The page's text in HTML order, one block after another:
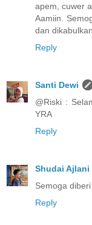
apem, cuwer
Aamiin.
dan dikabulkan.
Reply
Santi Dewi
@Riski :
YRA
Reply
Shudai Ajlani
Semoga
Reply